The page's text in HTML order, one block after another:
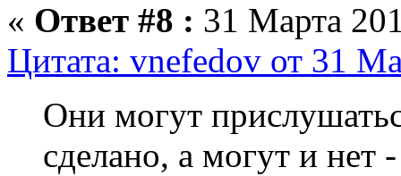
« Ответ #8 : 31 Марта
Цитата: vnefedov от 31
Они могут
сделано, а могут и нет